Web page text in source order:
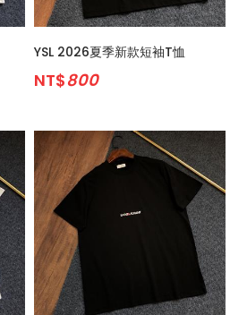
YSL 2026夏季新款短袖T恤
NT$800